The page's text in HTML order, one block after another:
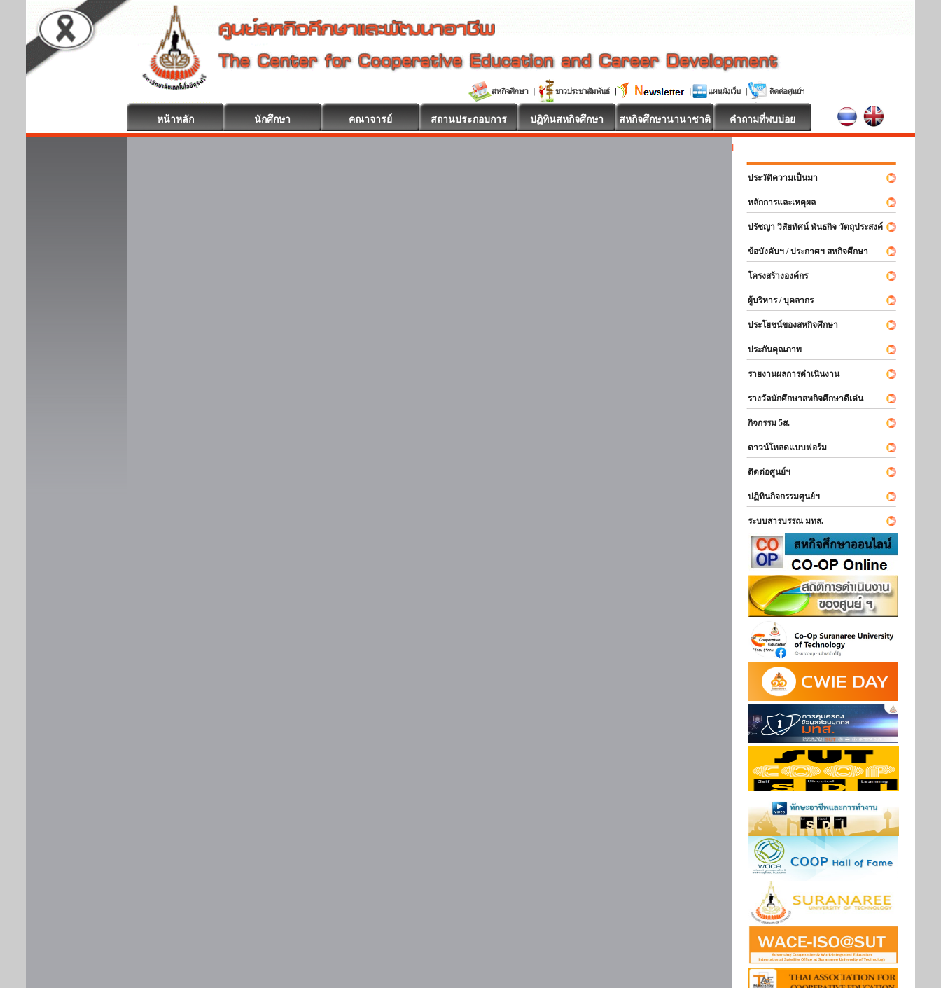
หน้าหลัก นักศึกษา คณาจารย์ สถานประกอบการ ปฏิทินสหกิจศึกษา สหกิจศึกษานานาชาติ คำถามที่พบบ่อย
ประวัติความเป็นมา
หลักการและเหตุผล
ปรัชญา วิสัยทัศน์ พันธกิจ วัตถุประสงค์
ข้อบังคับฯ / ประกาศฯ สหกิจศึกษา
โครงสร้างองค์กร
ผู้บริหาร / บุคลากร
ประโยชน์ของสหกิจศึกษา
ประกันคุณภาพ
รายงานผลการดำเนินงาน
รางวัลนักศึกษาสหกิจศึกษาดีเด่น
กิจกรรม 5ส.
ดาวน์โหลดแบบฟอร์ม
ติดต่อศูนย์ฯ
ปฏิทินกิจกรรมศูนย์ฯ
ระบบสารบรรณ มทส.